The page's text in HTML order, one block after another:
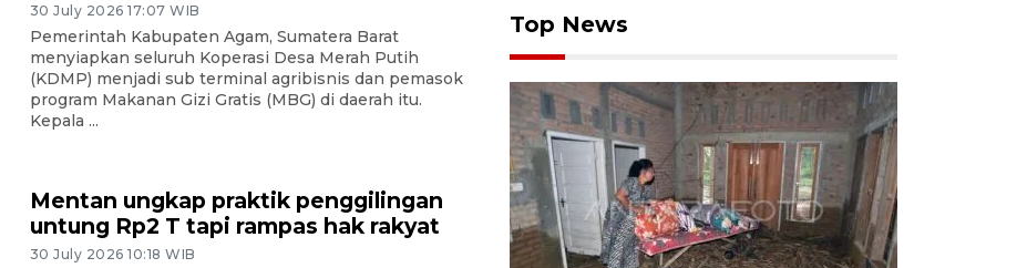
30 July 2026 17:07 WIB
Pemerintah Kabupaten Agam, Sumatera Barat
menyiapkan seluruh Koperasi Desa Merah Putih
(KDMP) menjadi sub terminal agribisnis dan pemasok
program Makanan Gizi Gratis (MBG) di daerah itu.
Kepala ...
Mentan ungkap praktik penggilingan
untung Rp2 T tapi rampas hak rakyat
30 July 2026 10:18 WIB
Top News